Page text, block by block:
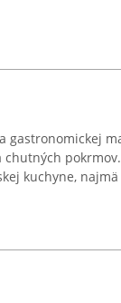
gastronomickej
kuchyne,